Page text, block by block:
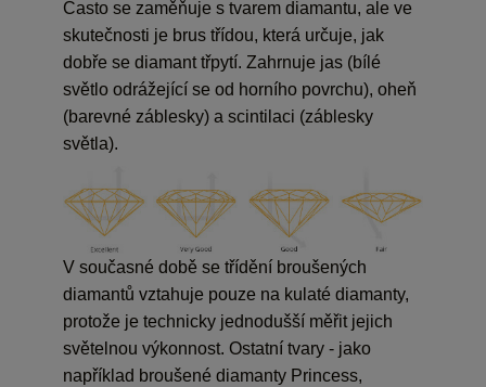
Certifikace
Obrys
Náklady
Fluo
Často se zaměňuje s tvarem diamantu, ale ve
skutečnosti je brus třídou, která určuje, jak
dobře se diamant třpytí. Zahrnuje jas (bílé
světlo odrážející se od horního povrchu), oheň
(barevné záblesky) a scintilaci (záblesky
světla).
V současné době se třídění broušených
diamantů vztahuje pouze na kulaté diamanty,
protože je technicky jednodušší měřit jejich
světelnou výkonnost. Ostatní tvary - jako
například broušené diamanty Princess,